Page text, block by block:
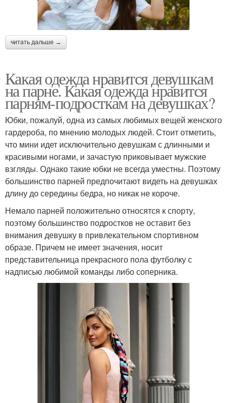
читать дальше →
Какая одежда нравится девушкам
на парне. Какая одежда нравится
парням-подросткам на девушках?
Юбки, пожалуй, одна из самых любимых вещей женского
гардероба, по мнению молодых людей. Стоит отметить,
что мини идет исключительно девушкам с длинными и
красивыми ногами, и зачастую приковывает мужские
взгляды. Однако такие юбки не всегда уместны. Поэтому
большинство парней предпочитают видеть на девушках
длину до середины бедра, но никак не короче.
Немало парней положительно относятся к спорту,
поэтому большинство подростков не оставит без
внимания девушку в привлекательном спортивном
образе. Причем не имеет значения, носит
представительница прекрасного пола футболку с
надписью любимой команды либо соперника.